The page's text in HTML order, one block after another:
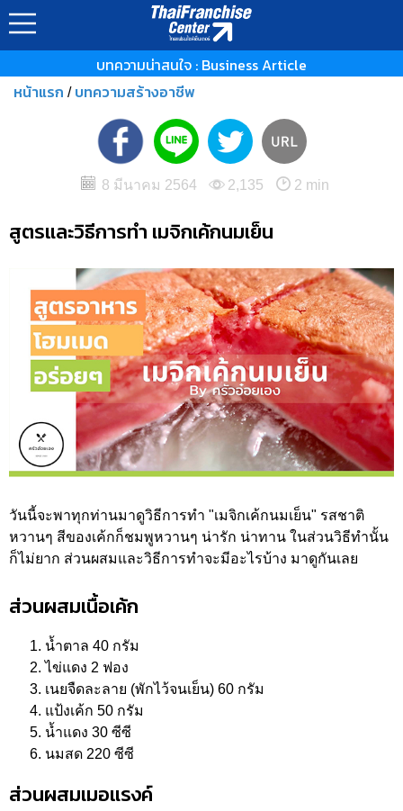
บทความน่าสนใจ : Business Article
หน้าแรก / บทความสร้างอาชีพ
8 มีนาคม 2564 2,135 2 min
สูตรและวิธีการทำ เมจิกเค้กนมเย็น
วันนี้จะพาทุกท่านมาดูวิธีการทำ "เมจิกเค้กนมเย็น" รสชาติ
หวานๆ สีของเค้กก็ชมพูหวานๆ น่ารัก น่าทาน ในส่วนวิธีทำนั้น
ก็ไม่ยาก ส่วนผสมและวิธีการทำจะมีอะไรบ้าง มาดูกันเลย
ส่วนผสมเนื้อเค้ก
น้ำตาล 40 กรัม
ไข่แดง 2 ฟอง
เนยจืดละลาย (พักไว้จนเย็น) 60 กรัม
แป้งเค้ก 50 กรัม
น้ำแดง 30 ซีซี
นมสด 220 ซีซี
ส่วนผสมเมอแรงค์